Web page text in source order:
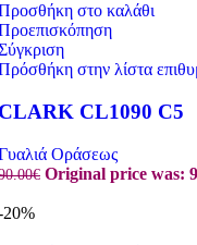
στο καλάθι
στην λίστα
CL1090 C5
Οράσεως
€ Original price was:
20%